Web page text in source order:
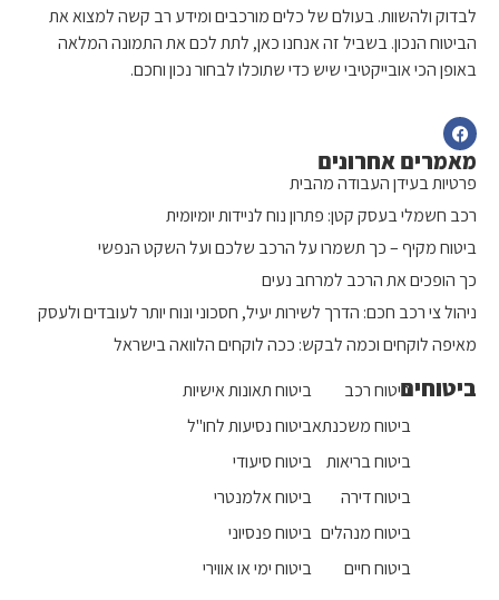
לבדוק ולהשוות. בעולם של כלים מורכבים ומידע רב קשה למצוא את
הביטוח הנכון. בשביל זה אנחנו כאן, לתת לכם את התמונה המלאה
באופן הכי אובייקטיבי שיש כדי שתוכלו לבחור נכון וחכם.
ביטוחיםביטוח רכב
ביטוח משכנתא
ביטוח בריאות
ביטוח דירה
ביטוח מנהלים
ביטוח חיים
ביטוח תאונות אישיות
ביטוח נסיעות לחו"ל
ביטוח סיעודי
ביטוח אלמנטרי
ביטוח פנסיוני
ביטוח ימי או אווירי
מאמרים אחרונים
פרטיות בעידן העבודה מהבית
רכב חשמלי בעסק קטן: פתרון נוח לניידות יומיומית
ביטוח מקיף – כך תשמרו על הרכב שלכם ועל השקט הנפשי
כך הופכים את הרכב למרחב נעים
ניהול צי רכב חכם: הדרך לשירות יעיל, חסכוני ונוח יותר לעובדים ולעסק
מאיפה לוקחים וכמה לבקש: ככה לוקחים הלוואה בישראל